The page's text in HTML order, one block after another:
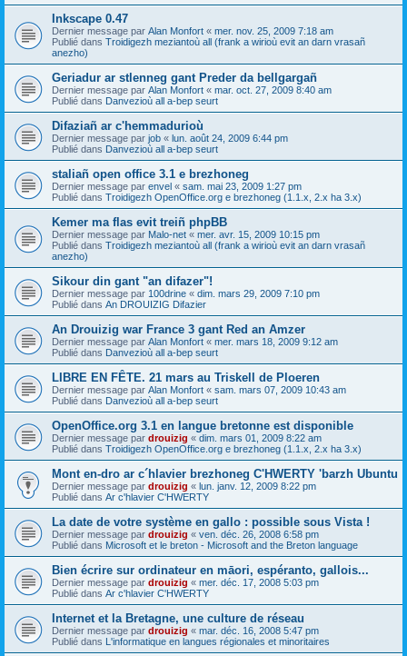
Inkscape 0.47
Dernier message par Alan Monfort « mer. nov. 25, 2009 7:18 am
Publié dans Troidigezh meziantoù all (frank a wirioù evit an darn vrasañ
anezho)
Geriadur ar stlenneg gant Preder da bellgargañ
Dernier message par Alan Monfort « mar. oct. 27, 2009 8:40 am
Publié dans Danvezioù all a-bep seurt
Difaziañ ar c'hemmadurioù
Dernier message par job « lun. août 24, 2009 6:44 pm
Publié dans Danvezioù all a-bep seurt
staliañ open office 3.1 e brezhoneg
Dernier message par envel « sam. mai 23, 2009 1:27 pm
Publié dans Troidigezh OpenOffice.org e brezhoneg (1.1.x, 2.x ha 3.x)
Kemer ma flas evit treiñ phpBB
Dernier message par Malo-net « mer. avr. 15, 2009 10:15 pm
Publié dans Troidigezh meziantoù all (frank a wirioù evit an darn vrasañ
anezho)
Sikour din gant "an difazer"!
Dernier message par 100drine « dim. mars 29, 2009 7:10 pm
Publié dans An DROUIZIG Difazier
An Drouizig war France 3 gant Red an Amzer
Dernier message par Alan Monfort « mer. mars 18, 2009 9:12 am
Publié dans Danvezioù all a-bep seurt
LIBRE EN FÊTE. 21 mars au Triskell de Ploeren
Dernier message par Alan Monfort « sam. mars 07, 2009 10:43 am
Publié dans Danvezioù all a-bep seurt
OpenOffice.org 3.1 en langue bretonne est disponible
Dernier message par drouizig « dim. mars 01, 2009 8:22 am
Publié dans Troidigezh OpenOffice.org e brezhoneg (1.1.x, 2.x ha 3.x)
Mont en-dro ar c´hlavier brezhoneg C'HWERTY 'barzh Ubuntu
Dernier message par drouizig « lun. janv. 12, 2009 8:22 pm
Publié dans Ar c'hlavier C'HWERTY
La date de votre système en gallo : possible sous Vista !
Dernier message par drouizig « ven. déc. 26, 2008 6:58 pm
Publié dans Microsoft et le breton - Microsoft and the Breton language
Bien écrire sur ordinateur en māori, espéranto, gallois...
Dernier message par drouizig « mer. déc. 17, 2008 5:03 pm
Publié dans Ar c'hlavier C'HWERTY
Internet et la Bretagne, une culture de réseau
Dernier message par drouizig « mar. déc. 16, 2008 5:47 pm
Publié dans L'informatique en langues régionales et minoritaires